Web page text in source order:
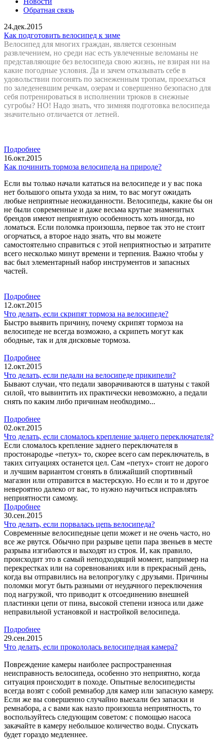
Обратная связь
24.дек.2015
Как подготовить велосипед к зиме
Велосипед для многих граждан, является сезонным
развлечением, но среди нас есть увлеченные веломаны не
представляющие без велосипеда свою жизнь, не взирая ни на
какие погодные условия. Да и зачем отказывать себе в
удовольствии погонять по заснеженным тропам, проехаться
по заледеневшим речкам, озерам и совершенно безопасно для
себя потренироваться в исполнении трюков в снежные
сугробы? НО! Надо знать, что зимняя подготовка велосипеда
значительно отличается от летней.
Подробнее
16.окт.2015
Как починить тормоза велосипеда на природе?
Если вы только начали кататься на велосипеде и у вас пока
нет большого опыта ухода за ним, то вас могут ожидать
любые неприятные неожиданности. Велосипеды, какие бы он
не были современные и даже весьма крутые знаменитых
брендов имеют неприятную особенность хоть иногда, но
ломаться. Если поломка произошла, первое так это не стоит
огорчаться, а второе надо знать, что вы можете
самостоятельно справиться с этой неприятностью и затратите
всего несколько минут времени и терпения. Важно чтобы у
вас был элементарный набор инструментов и запасных
частей.
Подробнее
12.окт.2015
Что делать, если скрипят тормоза на велосипеде?
Быстро выявить причину, почему скрипят тормоза на
велосипеде не всегда возможно, а скрипеть могут как
ободные, так и для дисковые тормоза.
Подробнее
12.окт.2015
Что делать, если педали на велосипеде прикипели?
Бывают случаи, что педали заворачиваются в шатуны с такой
силой, что вывинтить их практически невозможно, а педали
снять по каким либо причинам необходимо...
Подробнее
02.окт.2015
Что делать, если сломалось крепление заднего переключателя?
Если сломалось крепление заднего переключателя в
простонародье «петух» то, скорее всего сам переключатель, в
таких ситуациях останется цел. Сам «петух» стоит не дорого
и лучшим вариантом сгонять в ближайший спортивный
магазин или отправится в мастерскую. Но если и то и другое
невероятно далеко от вас, то нужно научиться исправлять
неприятности самому.
Подробнее
30.сен.2015
Что делать, если порвалась цепь велосипеда?
Современные велосипедные цепи может и не очень часто, но
все же рвутся. Обычно при разрыве цепи пара звеньев в месте
разрыва изгибаются и выходят из строя. И, как правило,
происходит это в самый неподходящий момент, например на
перекрестках или на соревнованиях или в прекрасный день,
когда вы отправились на велопрогулку с друзьями. Причины
поломки могут быть разными от неудачного переключения
под нагрузкой, что приводит к отсоединению внешней
пластинки цепи от пина, высокой степени износа или даже
неправильной установкой и настройкой велосипеда.
Подробнее
29.сен.2015
Что делать, если прокололась велосипедная камера?
Повреждение камеры наиболее распространенная
неисправность велосипеда, особенно это неприятно, когда
ситуация происходит в походе. Опытные велосипедисты
всегда возят с собой ремнабор для камер или запасную камеру.
Если же вы совершенно случайно выехали без запаски и
ремнабора, а с вами как назло произошла неприятность, то
воспользуйтесь следующим советом: с помощью насоса
закачайте в камеру небольшое количество воды. Спускать
будет гораздо медленнее.